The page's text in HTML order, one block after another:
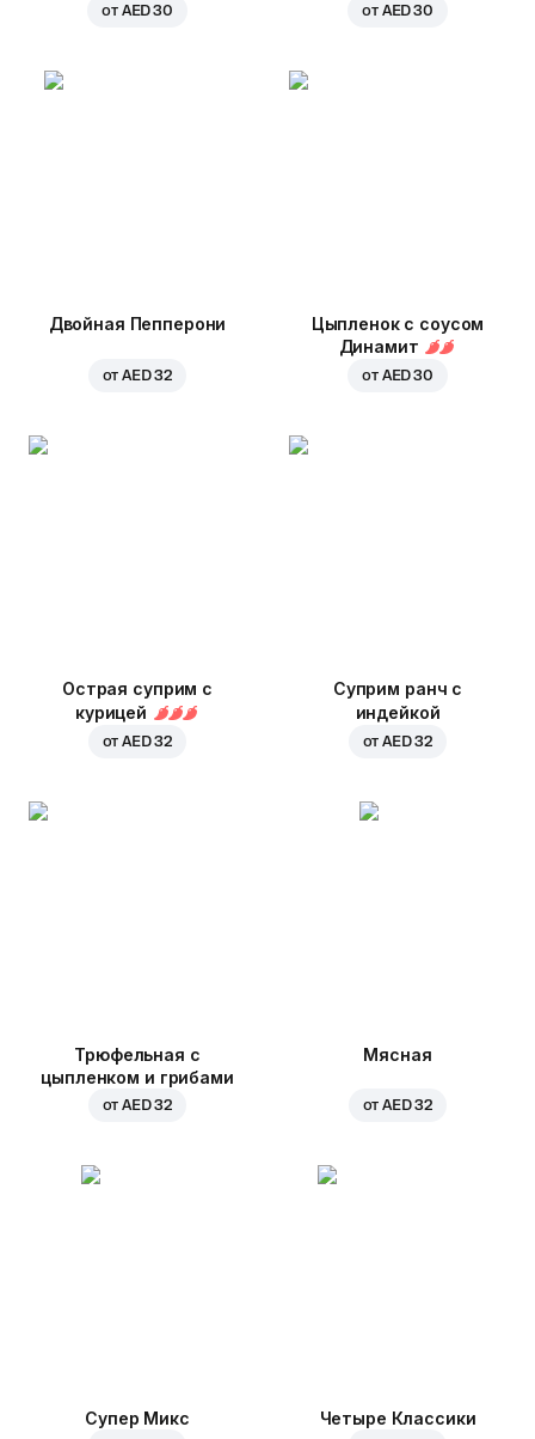
от AED 30 от AED 30
Двойная Пепперони
отAED 32
Цыпленок с соусом
Динамит
от AED 30
Острая суприм с
курицей
отAED 32
Суприм ранч с
индейкой
отAED 32
Трюфельная с
цыпленком и грибами
отAED 32
Мясная
отAED 32
Супер Микс Четыре Классики